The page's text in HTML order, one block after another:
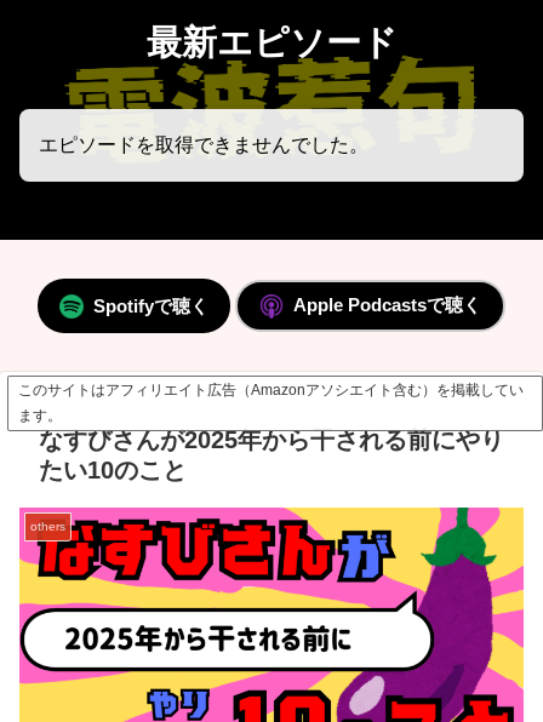
最新エピソード
エピソードを取得できませんでした。
Spotifyで聴く Apple Podcastsで聴く
このサイトはアフィリエイト広告（Amazonアソシエイト含む）を掲載してい
ます。
なすびさんが2025年から干される前にやり
たい10のこと
others